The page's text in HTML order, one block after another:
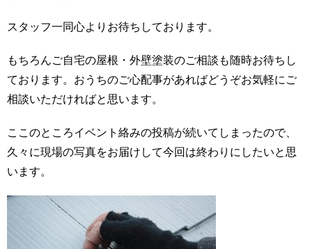
スタッフ一同心よりお待ちしております。
もちろんご自宅の屋根・外壁塗装のご相談も随時お待ちし
ております。おうちのご心配事があればどうぞお気軽にご
相談いただければと思います。
ここのところイベント絡みの投稿が続いてしまったので、
久々に現場の写真をお届けして今回は終わりにしたいと思
います。